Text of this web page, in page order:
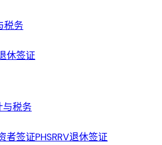
税务
休签证
与税务
者签证PHSRRV退休签证